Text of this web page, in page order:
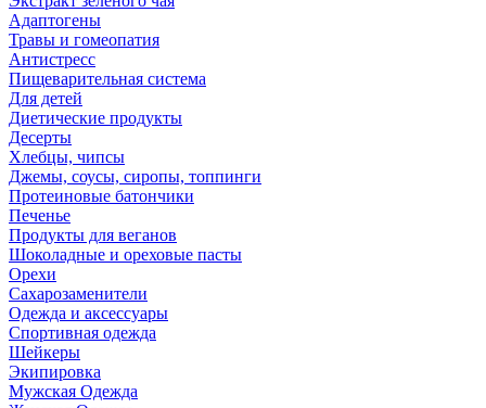
Адаптогены
Травы и гомеопатия
Антистресс
Пищеварительная система
Для детей
Диетические продукты
Десерты
Хлебцы, чипсы
Джемы, соусы, сиропы, топпинги
Протеиновые батончики
Печенье
Продукты для веганов
Шоколадные и ореховые пасты
Орехи
Сахарозаменители
Одежда и аксессуары
Спортивная одежда
Шейкеры
Экипировка
Мужская Одежда